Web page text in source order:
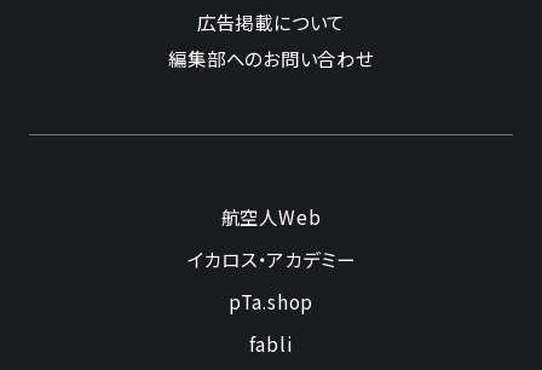
広告掲載について
編集部へのお問い合わせ
航空人Web
イカロス・アカデミー
pTa.shop
fabli